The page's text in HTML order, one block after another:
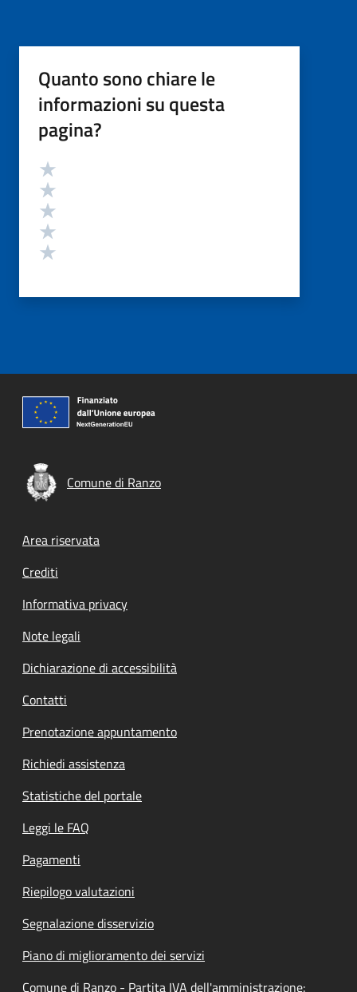
Quanto sono chiare le
informazioni su questa
pagina?
Valutazione
Comune di Ranzo
Footer menu
Area riservata
Crediti
Informativa privacy
Note legali
Dichiarazione di accessibilità
Contatti
Prenotazione appuntamento
Richiedi assistenza
Statistiche del portale
Leggi le FAQ
Pagamenti
Riepilogo valutazioni
Segnalazione disservizio
Piano di miglioramento dei servizi
Comune di Ranzo - Partita IVA dell'amministrazione: